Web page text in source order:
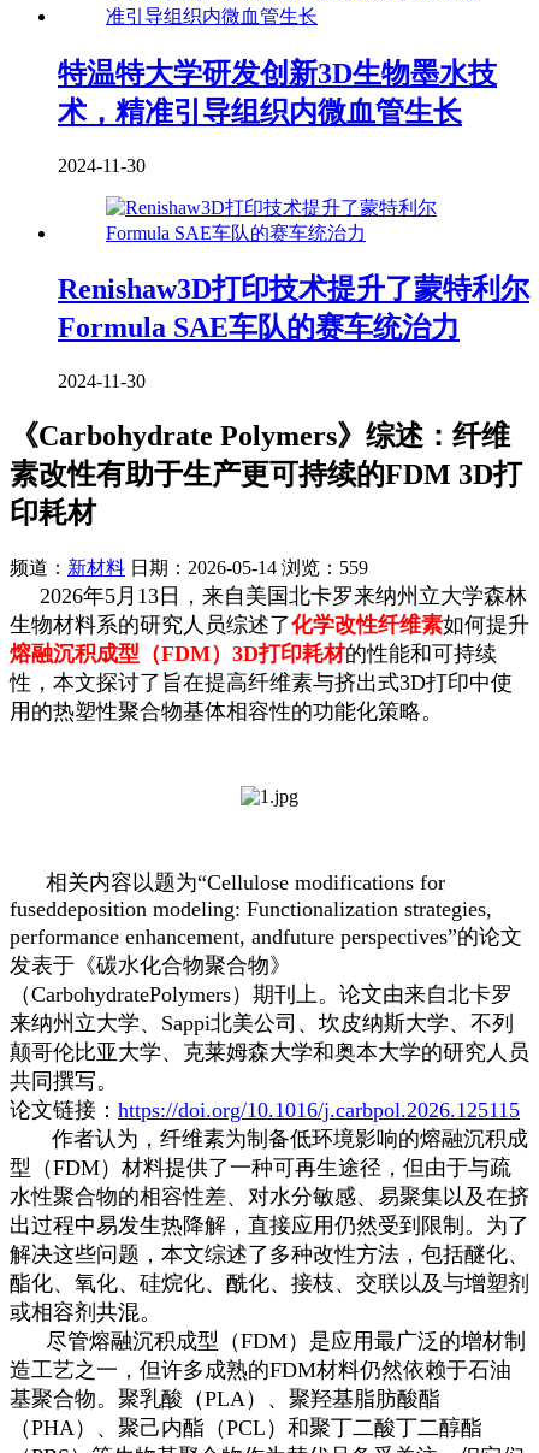
特温特大学研发创新3D生物墨水技
术，精准引导组织内微血管生长
2024-11-30
Renishaw3D打印技术提升了蒙特利尔
Formula SAE车队的赛车统治力
2024-11-30
《Carbohydrate Polymers》综述：纤维
素改性有助于生产更可持续的FDM 3D打
印耗材
频道： 新材料 日期： 2026-05-14 浏览：559
2026年5月13日，来自美国北卡罗来纳州立大学森林
生物材料系的研究人员综述了化学改性纤维素如何提升
熔融沉积成型（FDM）3D打印耗材的性能和可持续
性，本文探讨了旨在提高纤维素与挤出式3D打印中使
用的热塑性聚合物基体相容性的功能化策略。
相关内容以题为“Cellulose modifications for
fuseddeposition modeling: Functionalization strategies,
performance enhancement, andfuture perspectives”的论文
发表于《碳水化合物聚合物》
（CarbohydratePolymers）期刊上。论文由来自北卡罗
来纳州立大学、Sappi北美公司、坎皮纳斯大学、不列
颠哥伦比亚大学、克莱姆森大学和奥本大学的研究人员
共同撰写。
论文链接： https://doi.org/10.1016/j.carbpol.2026.125115
作者认为，纤维素为制备低环境影响的熔融沉积成
型（FDM）材料提供了一种可再生途径，但由于与疏
水性聚合物的相容性差、对水分敏感、易聚集以及在挤
出过程中易发生热降解，直接应用仍然受到限制。为了
解决这些问题，本文综述了多种改性方法，包括醚化、
酯化、氧化、硅烷化、酰化、接枝、交联以及与增塑剂
或相容剂共混。
尽管熔融沉积成型（FDM）是应用最广泛的增材制
造工艺之一，但许多成熟的FDM材料仍然依赖于石油
基聚合物。聚乳酸（PLA）、聚羟基脂肪酸酯
（PHA）、聚己内酯（PCL）和聚丁二酸丁二醇酯